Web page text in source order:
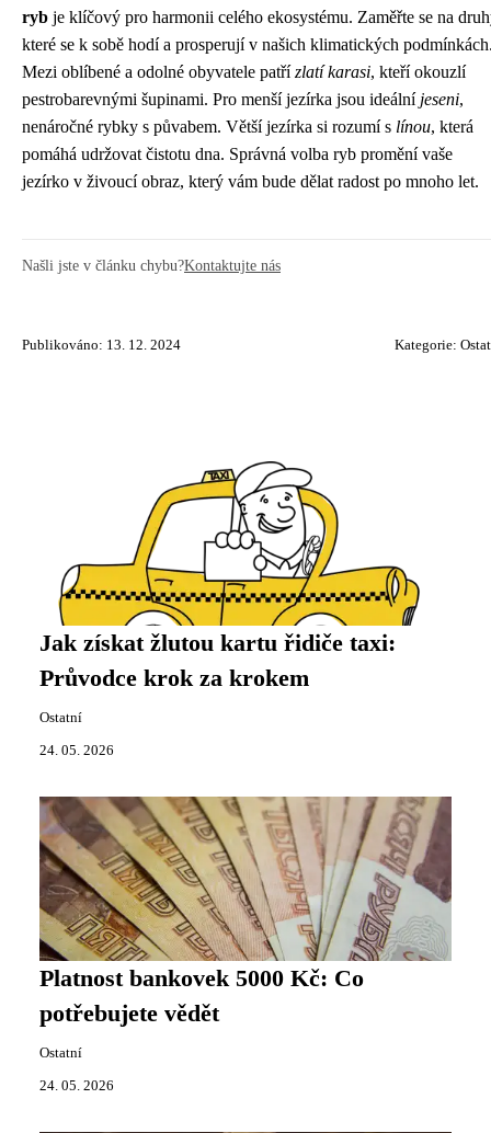
ryb je klíčový pro harmonii celého ekosystému. Zaměřte se na
které se k sobě hodí a prosperují v našich klimatických
Mezi oblíbené a odolné obyvatele patřízlatí karasi, kteří okouzlí
pestrobarevnými šupinami. Pro menší jezírka jsou ideální jeseni,
nenáročné rybky s půvabem. Větší jezírka si rozumí s línou, která
pomáhá udržovat čistotu dna. Správná volba ryb promění vaše
jezírko v živoucí obraz, který vám bude dělat radost po mnoho let.
Našli jste v článku chybu?Kontaktujte nás
Publikováno: 13. 12. 2024 Kategorie:
Jak získat žlutou kartu řidiče taxi:
Průvodce krok za krokem
Ostatní
24. 05. 2026
Platnost bankovek 5000 Kč: Co
potřebujete vědět
Ostatní
24. 05. 2026